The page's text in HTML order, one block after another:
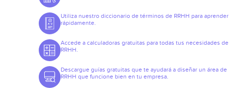
Utiliza nuestro diccionario de términos de RRHH para aprender
rápidamente.
Accede a calculadoras gratuitas para todas tus necesidades de
RRHH.
Descargue guías gratuitas que te ayudará a diseñar un área de
RRHH que funcione bien en tu empresa.